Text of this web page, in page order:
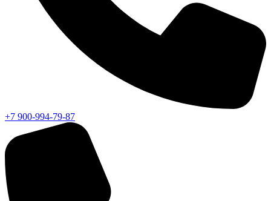
+7 900-994-79-87